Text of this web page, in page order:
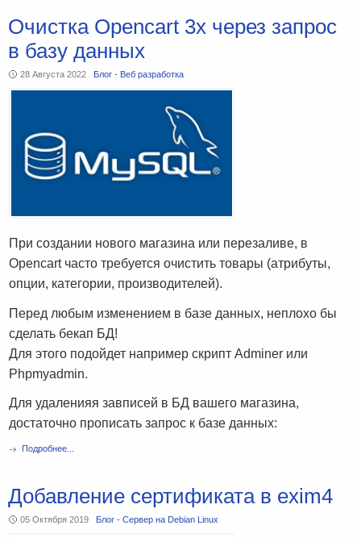
Очистка Opencart 3x через запрос
в базу данных
28 Августа 2022 Блог - Веб разработка
При создании нового магазина или перезаливе, в
Opencart часто требуется очистить товары (атрибуты,
опции, категории, производителей).
Перед любым изменением в базе данных, неплохо бы
сделать бекап БД!
Для этого подойдет например скрипт Adminer или
Phpmyadmin.
Для удаленияя завписей в БД вашего магазина,
достаточно прописать запрос к базе данных:
Подробнее...
Добавление сертификата в exim4
05 Октября 2019 Блог - Сервер на Debian Linux